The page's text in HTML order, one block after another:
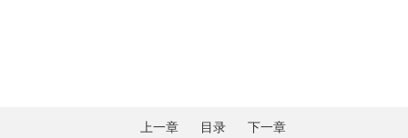
上一章 目录 下一章